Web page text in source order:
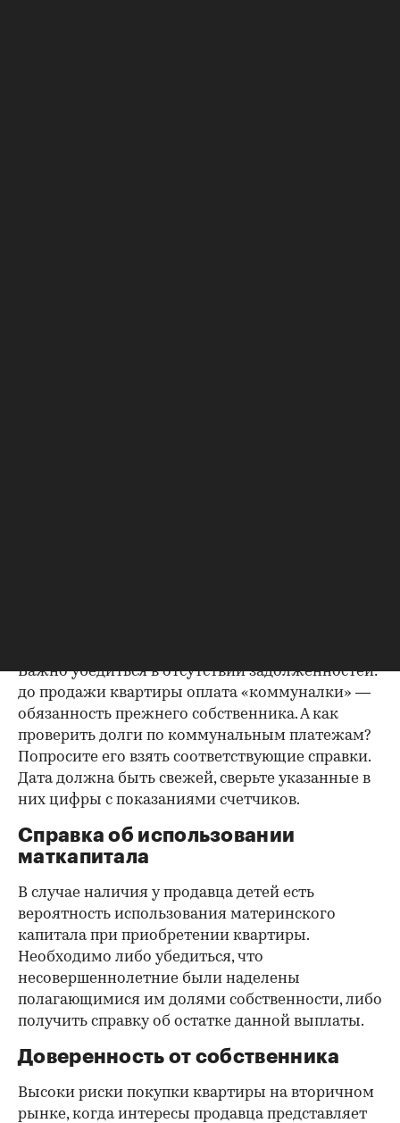
Важно убедиться в отсутствии задолженностей:
до продажи квартиры оплата «коммуналки» —
обязанность прежнего собственника. А как
проверить долги по коммунальным платежам?
Попросите его взять соответствующие справки.
Дата должна быть свежей, сверьте указанные в
них цифры с показаниями счетчиков.
Справка об использовании
маткапитала
В случае наличия у продавца детей есть
вероятность использования материнского
капитала при приобретении квартиры.
Необходимо либо убедиться, что
несовершеннолетние были наделены
полагающимися им долями собственности, либо
получить справку об остатке данной выплаты.
Доверенность от собственника
Высоки риски покупки квартиры на вторичном
рынке, когда интересы продавца представляет